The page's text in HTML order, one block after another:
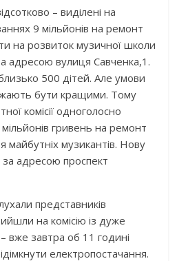
– виділені на
9 мільйонів на ремонт
на розвиток музичної школи
адресою вулиця Савченка,1.
500 дітей. Але умови
бути кращими. Тому
комісії одноголосно
гривень на ремонт
майбутніх музикантів. Нову
адресою проспект
представників
на комісію із дуже
завтра об 11 годині
електропостачання.